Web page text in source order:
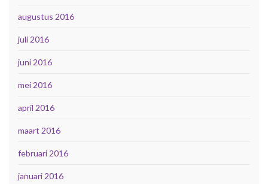
augustus 2016
juli 2016
juni 2016
mei 2016
april 2016
maart 2016
februari 2016
januari 2016